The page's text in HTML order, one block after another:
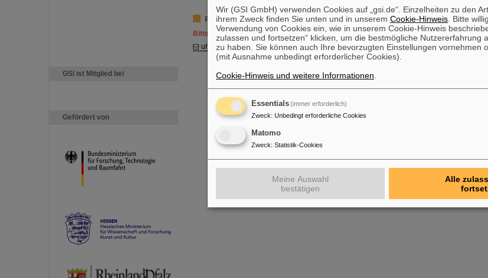
GSI ist Mitglied bei
Gefördert von
Reinigungsanfragen
Bitte verwenden Sie für Reinigungsanfragen folgende E-Mail:
uhv-reinigung(at)gsi.de
Wir (GSI GmbH) verwenden Cookies auf „gsi.de“. Einzelheiten zu den
ihrem Zweck finden Sie unten und in unserem Cookie-Hinweis . Bitte
Verwendung von Cookies ein, wie in unserem Cookie-Hinweis
zulassen und fortsetzen“ klicken, um die bestmögliche Nutzererfahrung
zu haben. Sie können auch Ihre bevorzugten Einstellungen vornehmen
(mit Ausnahme unbedingt erforderlicher Cookies).
Cookie-Hinweis und weitere Informationen
Essentials(immer erforderlich)
Zweck: Unbedingt erforderliche Cookies
Matomo
Zweck: Statistik-Cookies
Meine Auswahl
bestätigen
Alle